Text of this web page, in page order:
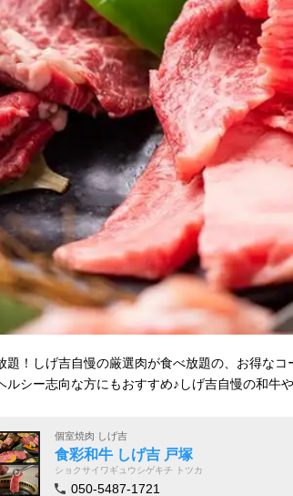
題！しげ吉自慢の厳選肉が食べ放題の、お得な
ルシー志向な方にもおすすめ♪しげ吉自慢の和牛
個室焼肉 しげ吉
食彩和牛 しげ吉 戸塚
ショクサイワギュウシゲキチ トツカ
050-5487-1721